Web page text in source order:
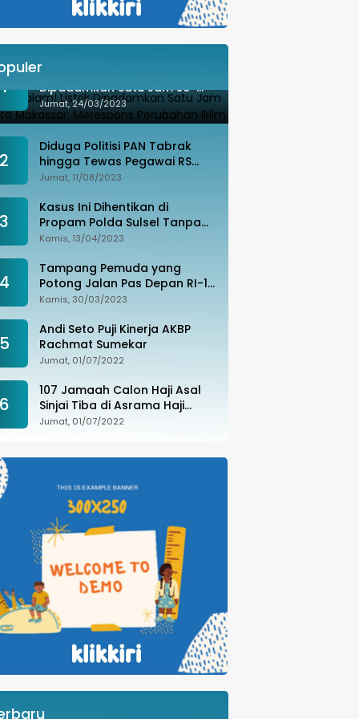
1
Besok Malam! Listrik
Dipadamkan Satu Jam se-
Kota Makassar: Merespons
Perubahan Iklim
Jumat, 24/03/2023
2
Diduga Politisi PAN Tabrak
hingga Tewas Pegawai RS
Wahidin, Istri Korban: Kami
Jumat, 11/08/2023
3
Kasus Ini Dihentikan di
Propam Polda Sulsel Tanpa
Kejelasan, Ada Apa?
Kamis, 13/04/2023
Tampang Pemuda yang
Potong Jalan Pas Depan RI-1
di Makassar Ditangkap,
Kamis, 30/03/2023
Andi Seto Puji Kinerja AKBP
Rachmat Sumekar
Jumat, 01/07/2022
107 Jamaah Calon Haji Asal
Sinjai Tiba di Asrama Haji
Sudiang
Jumat, 01/07/2022